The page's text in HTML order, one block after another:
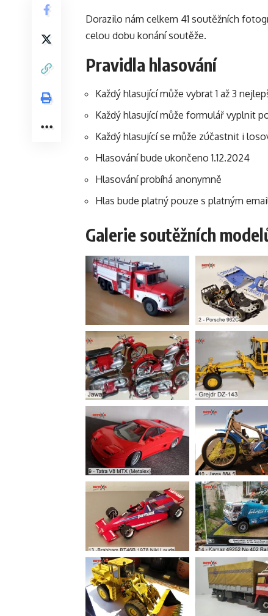
Dorazilo nám celkem 41 soutěžních
celou dobu konání soutěže.
Pravidla hlasování
Každý hlasující může vybrat 1 až 3
Každý hlasující může formulář vyplnit
Každý hlasující se může zúčastnit i
Hlasování bude ukončeno 1.12.2024
Hlasování probíhá anonymně
Hlas bude platný pouze s platným
Galerie soutěžních